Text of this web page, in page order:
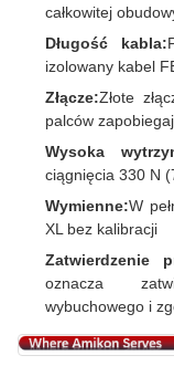
całkowitej
Długość kabla:
izolowany kabel
Złącze:Złote
palców
Wysoka
ciągnięcia 330 N
Wymienne:W
XL bez kalibracji
Zatwierdzenie
oznacza
wybuchowego i